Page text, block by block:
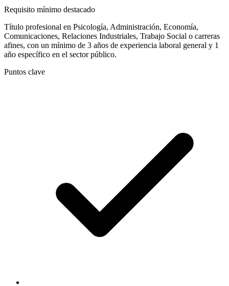
Requisito mínimo destacado
Título profesional en Psicología, Administración, Economía,
Comunicaciones, Relaciones Industriales, Trabajo Social o carreras
afines, con un mínimo de 3 años de experiencia laboral general y 1
año específico en el sector público.
Puntos clave